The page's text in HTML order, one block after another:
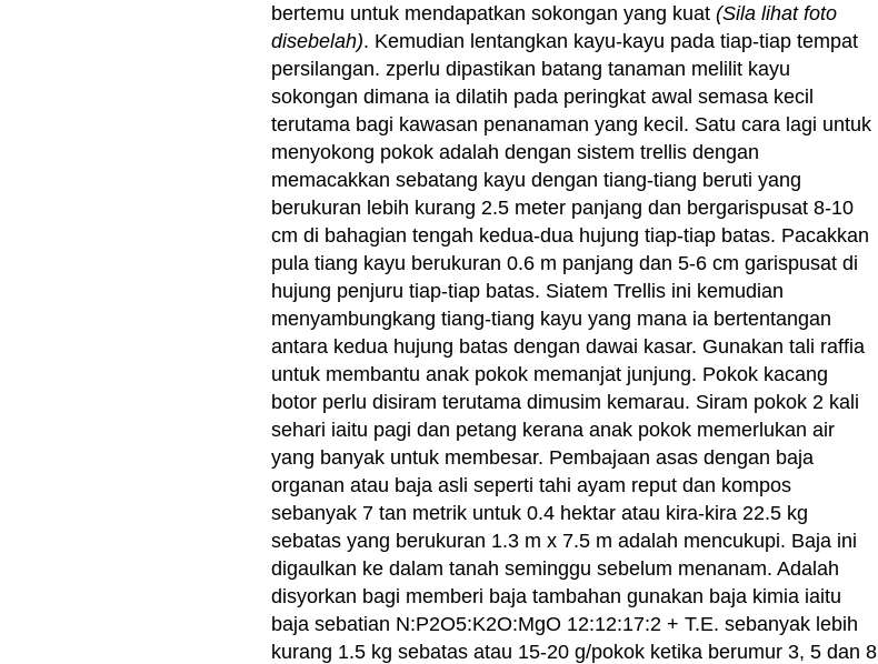
bertemu untuk mendapatkan sokongan yang kuat (Sila lihat foto
disebelah). Kemudian lentangkan kayu-kayu pada tiap-tiap tempat
persilangan. zperlu dipastikan batang tanaman melilit kayu
sokongan dimana ia dilatih pada peringkat awal semasa kecil
terutama bagi kawasan penanaman yang kecil. Satu cara lagi untuk
menyokong pokok adalah dengan sistem trellis dengan
memacakkan sebatang kayu dengan tiang-tiang beruti yang
berukuran lebih kurang 2.5 meter panjang dan bergarispusat 8-10
cm di bahagian tengah kedua-dua hujung tiap-tiap batas. Pacakkan
pula tiang kayu berukuran 0.6 m panjang dan 5-6 cm garispusat di
hujung penjuru tiap-tiap batas. Siatem Trellis ini kemudian
menyambungkang tiang-tiang kayu yang mana ia bertentangan
antara kedua hujung batas dengan dawai kasar. Gunakan tali raffia
untuk membantu anak pokok memanjat junjung. Pokok kacang
botor perlu disiram terutama dimusim kemarau. Siram pokok 2 kali
sehari iaitu pagi dan petang kerana anak pokok memerlukan air
yang banyak untuk membesar. Pembajaan asas dengan baja
organan atau baja asli seperti tahi ayam reput dan kompos
sebanyak 7 tan metrik untuk 0.4 hektar atau kira-kira 22.5 kg
sebatas yang berukuran 1.3 m x 7.5 m adalah mencukupi. Baja ini
digaulkan ke dalam tanah seminggu sebelum menanam. Adalah
disyorkan bagi memberi baja tambahan gunakan baja kimia iaitu
baja sebatian N:P2O5:K2O:MgO 12:12:17:2 + T.E. sebanyak lebih
kurang 1.5 kg sebatas atau 15-20 g/pokok ketika berumur 3, 5 dan 8